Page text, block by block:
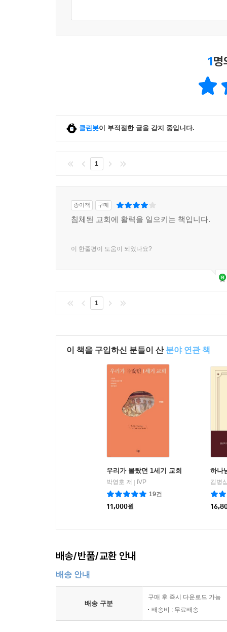
1명
클린봇이 부적절한 글을 감지 중입니다.
1
종이책 구매
침체된 교회에 활력을 일으키는 책입니다.
이 한줄평이 도움이 되었나요?
1
이 책을 구입하신 분들이 산 분야 연관 책
우리가 몰랐던 1세기 교회
박영호 저 | IVP
19건
11,000원
하나
김병
배송/반품/교환 안내
배송 안내
배송 구분
구매 후 즉시 다운로드 가능
배송비 : 무료배송